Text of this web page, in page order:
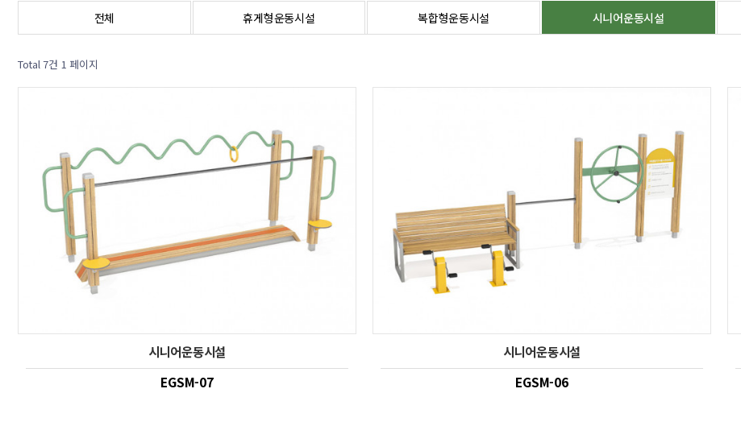
전체 휴게형운동시설 복합형운동시설 시니어운동시설
Total 7건 1 페이지
시니어운동시설
EGSM-07
시니어운동시설
EGSM-06